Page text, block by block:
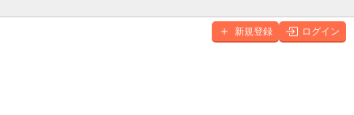
新規登録 ログイン